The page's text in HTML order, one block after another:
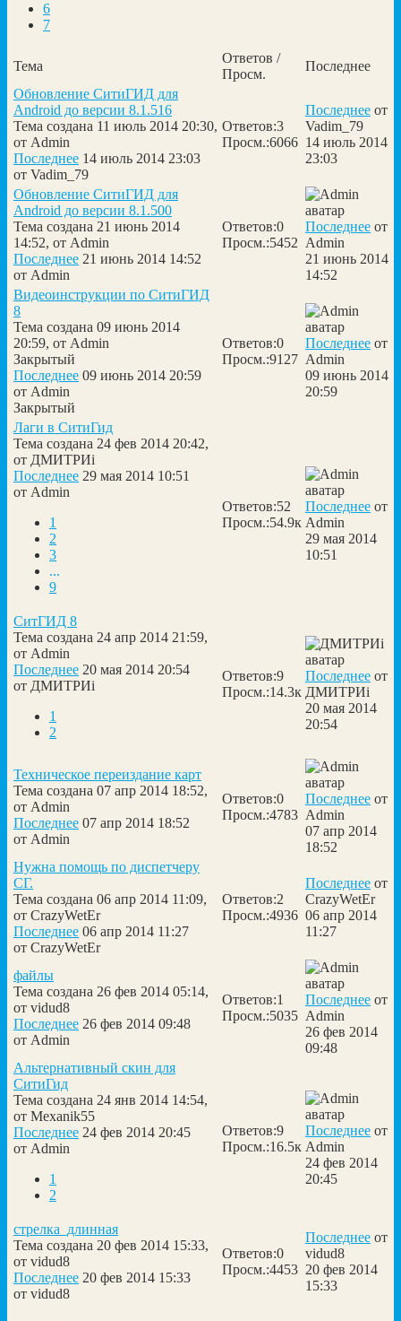
6
7
Тема
Ответов /
Просм.
Последнее
Обновление СитиГИД для
Android до версии 8.1.516
Тема создана 11 июль 2014 20:30,
от Admin
Последнее 14 июль 2014 23:03
от Vadim_79
Ответов:3
Просм.:6066
Последнее от
Vadim_79
14 июль 2014
23:03
Обновление СитиГИД для
Android до версии 8.1.500
Тема создана 21 июнь 2014
14:52, от Admin
Последнее 21 июнь 2014 14:52
от Admin
Ответов:0
Просм.:5452
Последнее от
Admin
21 июнь 2014
14:52
Видеоинструкции по СитиГИД
8
Тема создана 09 июнь 2014
20:59, от Admin
Закрытый
Последнее 09 июнь 2014 20:59
от Admin
Закрытый
Ответов:0
Просм.:9127
Последнее от
Admin
09 июнь 2014
20:59
Лаги в СитиГид
Тема создана 24 фев 2014 20:42,
от ДМИТРИi
Последнее 29 мая 2014 10:51
от Admin
1
2
3
...
9
Ответов:52
Просм.:54.9к
Последнее от
Admin
29 мая 2014
10:51
СитГИД 8
Тема создана 24 апр 2014 21:59,
от Admin
Последнее 20 мая 2014 20:54
от ДМИТРИi
1
2
Ответов:9
Просм.:14.3к
Последнее от
ДМИТРИi
20 мая 2014
20:54
Техническое переиздание карт
Тема создана 07 апр 2014 18:52,
от Admin
Последнее 07 апр 2014 18:52
от Admin
Ответов:0
Просм.:4783
Последнее от
Admin
07 апр 2014
18:52
Нужна помощь по диспетчеру
СГ.
Тема создана 06 апр 2014 11:09,
от CrazyWetEr
Последнее 06 апр 2014 11:27
от CrazyWetEr
Ответов:2
Просм.:4936
Последнее от
CrazyWetEr
06 апр 2014
11:27
файлы
Тема создана 26 фев 2014 05:14,
от vidud8
Последнее 26 фев 2014 09:48
от Admin
Ответов:1
Просм.:5035
Последнее от
Admin
26 фев 2014
09:48
Альтернативный скин для
СитиГид
Тема создана 24 янв 2014 14:54,
от Mexanik55
Последнее 24 фев 2014 20:45
от Admin
1
2
Ответов:9
Просм.:16.5к
Последнее от
Admin
24 фев 2014
20:45
стрелка_длинная
Тема создана 20 фев 2014 15:33,
от vidud8
Последнее 20 фев 2014 15:33
от vidud8
Ответов:0
Просм.:4453
Последнее от
vidud8
20 фев 2014
15:33